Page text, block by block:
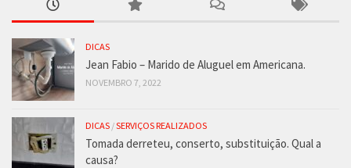
DICAS
Jean Fabio – Marido de Aluguel em Americana.
NOVEMBRO 7, 2022
DICAS /SERVIÇOS REALIZADOS
Tomada derreteu, conserto, substituição. Qual a
causa?